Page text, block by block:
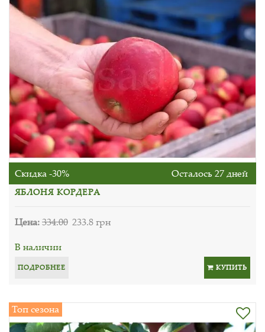
Скидка -30% Осталось 27 дней
ЯБЛОНЯ КОРДЕРА
Цена:334.00 233.8 грн
В наличии
ПОДРОБНЕЕ КУПИТЬ
Топ сезона